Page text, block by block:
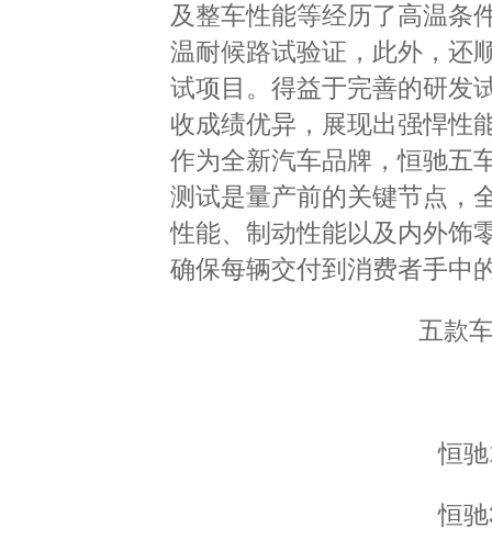
及整车性能等经历了高温条
温耐候路试验证，此外，还
试项目。得益于完善的研发
收成绩优异，展现出强悍性
作为全新汽车品牌，恒驰五
测试是量产前的关键节点，
性能、制动性能以及内外饰
确保每辆交付到消费者手中
五款
恒
恒